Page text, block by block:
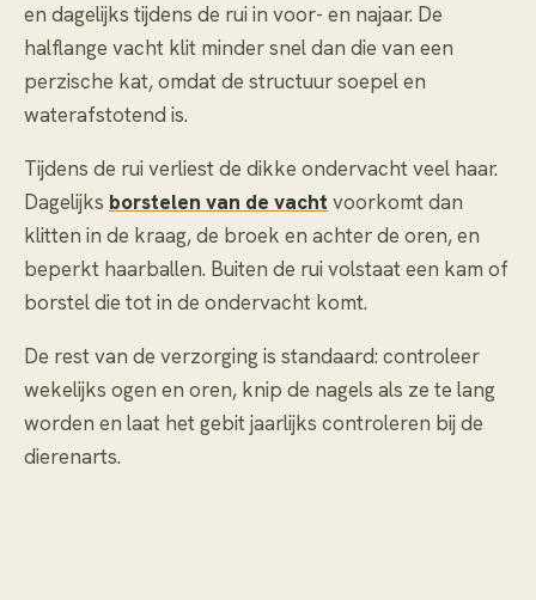
en dagelijks tijdens de rui in voor- en najaar. De
halflange vacht klit minder snel dan die van een
perzische kat, omdat de structuur soepel en
waterafstotend is.
Tijdens de rui verliest de dikke ondervacht veel haar.
Dagelijks borstelen van de vacht voorkomt dan
klitten in de kraag, de broek en achter de oren, en
beperkt haarballen. Buiten de rui volstaat een kam of
borstel die tot in de ondervacht komt.
De rest van de verzorging is standaard: controleer
wekelijks ogen en oren, knip de nagels als ze te lang
worden en laat het gebit jaarlijks controleren bij de
dierenarts.